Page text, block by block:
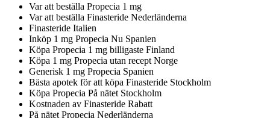
Var att beställa Propecia 1 mg
Var att beställa Finasteride Nederländerna
Finasteride Italien
Inköp 1 mg Propecia Nu Spanien
Köpa Propecia 1 mg billigaste Finland
Köpa 1 mg Propecia utan recept Norge
Generisk 1 mg Propecia Spanien
Bästa apotek för att köpa Finasteride Stockholm
Köpa Propecia På nätet Stockholm
Kostnaden av Finasteride Rabatt
På nätet Propecia Nederländerna